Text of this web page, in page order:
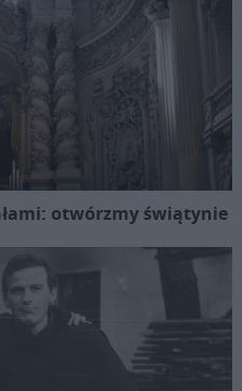
otwórzmy świątynie